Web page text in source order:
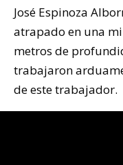
José Espinoza
atrapado en una
metros de
trabajaron
de este trabajador.